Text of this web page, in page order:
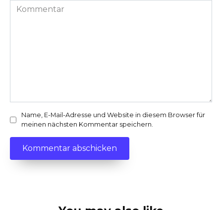
Kommentar
Name, E-Mail-Adresse und Website in diesem Browser für
meinen nächsten Kommentar speichern.